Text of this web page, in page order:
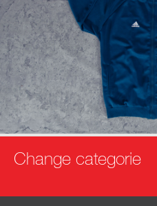
Change categorie